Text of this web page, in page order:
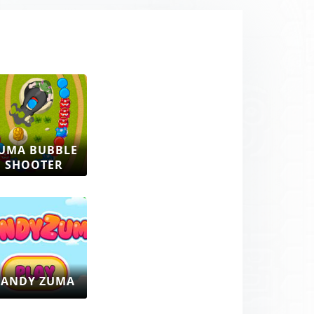
BUBBLE
SHOOTER
ZUMA